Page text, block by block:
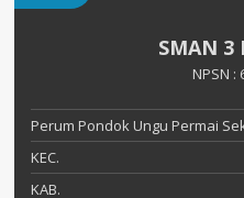
SMAN 3
NPSN :
Perum Pondok Ungu Permai
KEC.
KAB.